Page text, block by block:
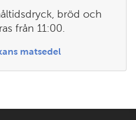
bröd och
från 11:00.
matsedel